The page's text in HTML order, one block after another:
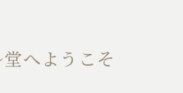
へようこそ